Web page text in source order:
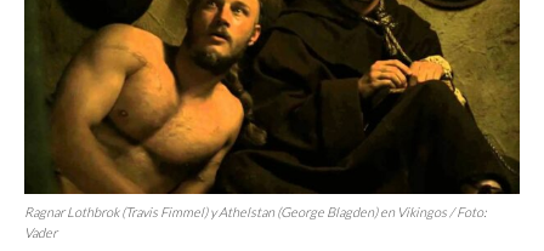
Ragnar Lothbrok (Travis Fimmel) y Athelstan (George Blagden) en Vikingos / Foto:
Vader